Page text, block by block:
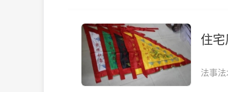
住
法事法